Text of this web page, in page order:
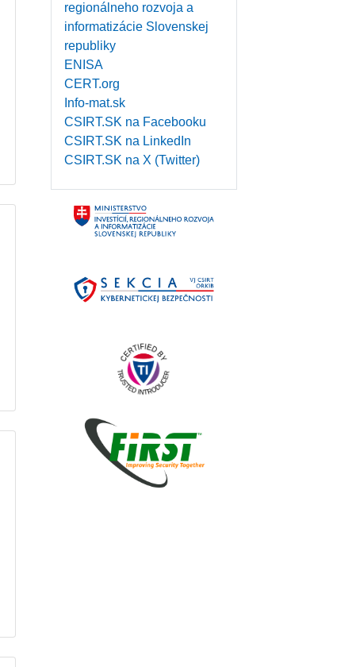
regionálneho rozvoja a
informatizácie Slovenskej
republiky
ENISA
CERT.org
Info-mat.sk
CSIRT.SK na Facebooku
CSIRT.SK na LinkedIn
CSIRT.SK na X (Twitter)